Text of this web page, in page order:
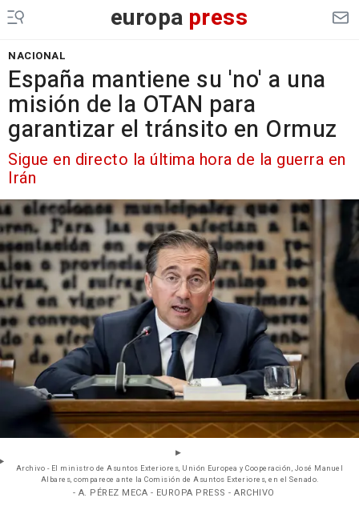
europa press
NACIONAL
España mantiene su 'no' a una
misión de la OTAN para
garantizar el tránsito en Ormuz
Sigue en directo la última hora de la guerra en
Irán
Archivo - El ministro de Asuntos Exteriores, Unión Europea y Cooperación, José Manuel
Albares, comparece ante la Comisión de Asuntos Exteriores, en el Senado.
- A. PÉREZ MECA - EUROPA PRESS - ARCHIVO